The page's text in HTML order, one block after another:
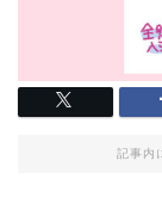
記事内